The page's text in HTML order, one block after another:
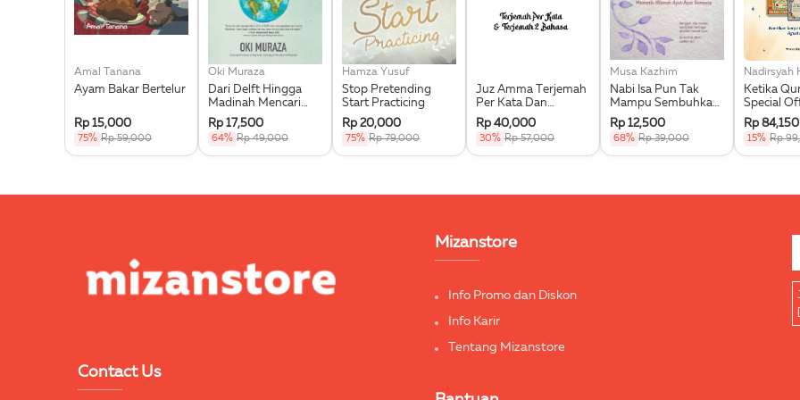
Amal Tanana
Ayam Bakar Bertelur
Rp 15,000
75% Rp 59,000
Oki Muraza
Dari Delft Hingga
Madinah Mencari
Ilmu Memungut
Hikmah
Rp 17,500
64% Rp 49,000
Hamza Yusuf
Stop Pretending
Start Practicing
Rp 20,000
75% Rp 79,000
Juz Amma Terjemah
Per Kata Dan
Terjemah 2 Bahasa
Rp 40,000
30% Rp 57,000
Musa Kazhim
Nabi Isa Pun Tak
Mampu Sembuhkan
Memetik Hikmah
Ayat-Ayat Semest
Rp 12,500
68% Rp 39,000
Nadirsyah
Ketika
Special
Bonus
Rp 84,150
15% Rp
Contact Us
Mizanstore
Info Promo dan Diskon
Info Karir
Tentang Mizanstore